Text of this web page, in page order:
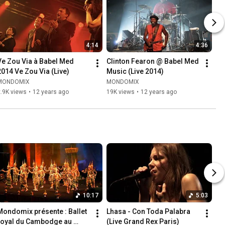
4:14
Zou Via à Babel Med
Ve Zou Via (Live)
views • 12 years ago
4:36
Clinton Fearon @ Babel Med
Music (Live 2014)
MONDOMIX
19K views • 12 years ago
10:17
présente : Ballet
du Cambodge au
5:03
Lhasa - Con Toda Palabra
(Live Grand Rex Paris)